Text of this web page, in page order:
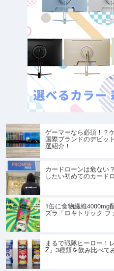
ゲーマーなら必須！？
国際ブランドのデビッ
選紹介！
カードローンは危ない
したい初めてのカード
1缶に食物繊維4000mg
ズラ「ロキトリック フ
まるで戦隊ヒーロー！
Z」3種類を飲み比べて